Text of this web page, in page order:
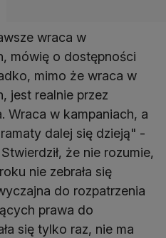
wraca w
mówię o dostępności
mimo że wraca w
jest realnie przez
Wraca w kampaniach, a
dalej się dzieją" -
że nie rozumie,
nie zebrała się
do rozpatrzenia
prawa do
się tylko raz, nie ma